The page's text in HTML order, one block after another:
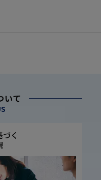
いて
く